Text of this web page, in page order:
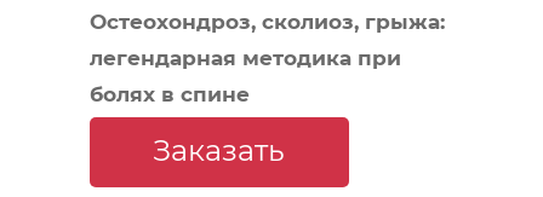
Остеохондроз, сколиоз, грыжа:
легендарная методика при
болях в спине
Заказать